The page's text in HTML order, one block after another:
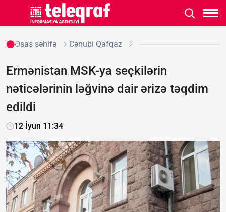
Əsas səhifə Cənubi Qafqaz
Ermənistan MSK-ya seçkilərin
nəticələrinin ləğvinə dair ərizə təqdim
edildi
12 İyun 11:34